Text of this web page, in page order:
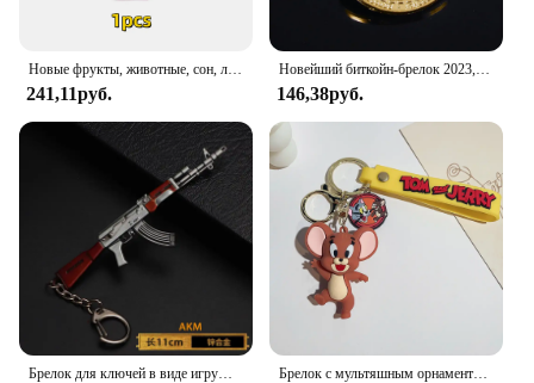
Новые фрукты, животные, сон, лицо, слепая коробка, автомобильное украшение, украшение для мобильного телефона, ручная работа, настольная аниме-кукла
241,11руб.
Новейший биткойн-брелок 2023, музыкальная группа, брелок-подвеска для женщин и мужчин, коллекция ювелирных изделий, подарок
146,38руб.
Брелок для ключей в виде игрушечного пистолета, брелок для ключей в виде автомобиля из металлического сплава, подарок для мужчин и мальчиков, 1 шт. Брелок с мультяшным орнаментом Тома и Джерри, брелок для ключей от машины, Сумка с кулоном, милый Кот и мышь, экшн-кукла, коллекционные предметы, подарок для детей, игрушки